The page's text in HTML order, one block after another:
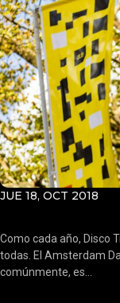
JUE 18, OCT 2018
Como cada año, Disco
todas. El Amsterdam
comúnmente, es...